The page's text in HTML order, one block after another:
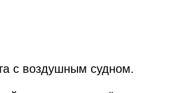
с воздушным судном.